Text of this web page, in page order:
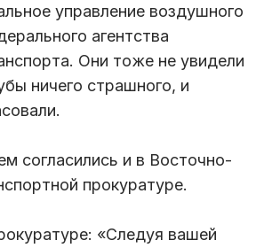
управление воздушного
агентства
Они тоже не увидели
ничего страшного, и
согласились и в Восточно-
прокуратуре.
«Следуя вашей